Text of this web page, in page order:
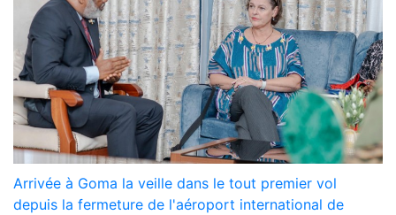
Arrivée à Goma la veille dans le tout premier vol
depuis la fermeture de l'aéroport international de